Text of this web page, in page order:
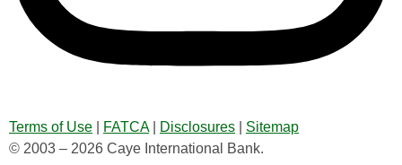
Terms of Use FATCA| Disclosures
Sitemap
© 2003 – 2026 Caye International Bank.